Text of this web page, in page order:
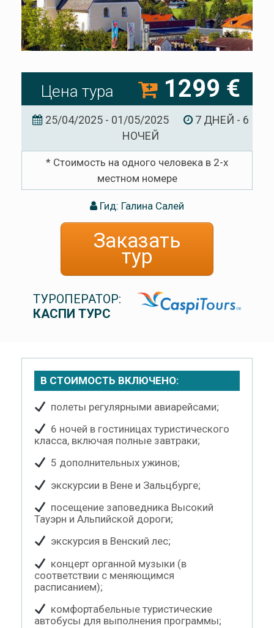
Цена тура 1299 €
25/04/2025 - 01/05/2025
7 ДНЕЙ - 6
НОЧЕЙ
* Стоимость на одного человека в 2-х
местном номере
Гид: Галина Салей
Заказать
тур
ТУРОПЕРАТОР:
КАСПИ ТУРС
В СТОИМОСТЬ ВКЛЮЧЕНО:
полеты регулярными авиарейсами;
6 ночей в гостиницах туристического
класса, включая полные завтраки;
5 дополнительных ужинов;
экскурсии в Вене и Зальцбурге;
посещение заповедника Высокий
Тауэрн и Альпийской дороги;
экскурсия в Венский лес;
концерт органной музыки (в
соответствии с меняющимся
расписанием);
комфортабельные туристические
автобусы для выполнения программы;